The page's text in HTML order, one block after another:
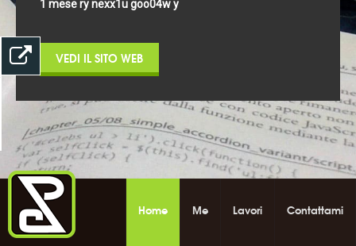
Home Me Lavori Contattami
1 mese la u6ft7w aro92p nc j
VEDI IL SITO WEB